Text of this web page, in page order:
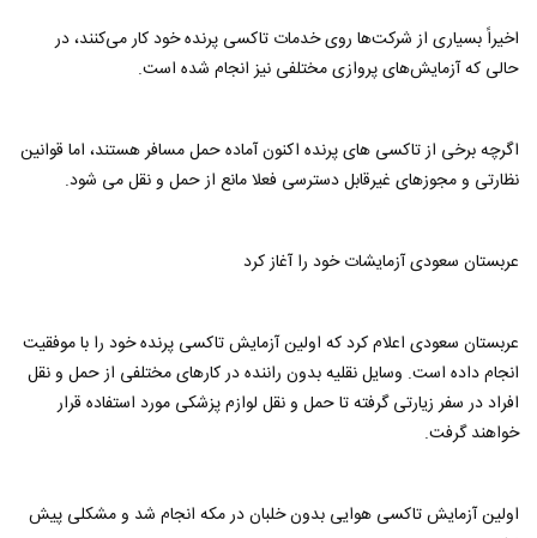
اخیراً بسیاری از شرکت‌ها روی خدمات تاکسی پرنده خود کار می‌کنند، در
حالی که آزمایش‌های پروازی مختلفی نیز انجام شده است.
اگرچه برخی از تاکسی های پرنده اکنون آماده حمل مسافر هستند، اما قوانین
نظارتی و مجوزهای غیرقابل دسترسی فعلا مانع از حمل و نقل می شود.
عربستان سعودی آزمایشات خود را آغاز کرد
عربستان سعودی اعلام کرد که اولین آزمایش تاکسی پرنده خود را با موفقیت
انجام داده است. وسایل نقلیه بدون راننده در کارهای مختلفی از حمل و نقل
افراد در سفر زیارتی گرفته تا حمل و نقل لوازم پزشکی مورد استفاده قرار
خواهند گرفت.
اولین آزمایش تاکسی هوایی بدون خلبان در مکه انجام شد و مشکلی پیش